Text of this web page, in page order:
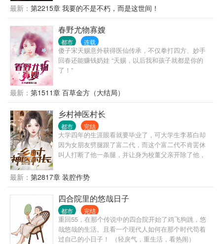
护这个世界的责任。
最新： 第2215章 我要的不是不朽，而是这世间！
春野尤物寡嫂
都市 连载
傻子宋天赐意外获得医仙传承，不仅拳打四方、妙手
回春还能赚钱奶娃 “天赐，以后我和孩子就都是你的
了！”
最新： 第1511章 百草金方（大结局）
乡村神医村长
都市 完结
大学四年的生涯眼看就要毕业了，可大学生李慕白却
因为女朋友劈腿跟了富二代，而这个富二代不肯罢休
叫人打断了他一条腿，并让身为校董父亲开除了他，
个绰号叫“铁拐李”，意外的获得了真铁拐李的传承。从
此，扎根在农村里，带着父老乡亲们发家致富。 帮助
过他的人，他会十倍百倍报答；曾经侮辱、陷害过他
的人，他也会无数倍的奉还。 从此，城市里少了一名
大学生，五源村多了一名神医，五源村也成为了全国
长寿村。
最新： 第2817章 装腔作势
四合院里的悠哉日子
都市 完结
重回55，在那个传说中的四合院开始了鸡飞狗跳，悠
哉悠哉的生活。且看一个现代人如何在那个时代苟着
过自己的小日子！ （轻戾气，重生活，看热闹）